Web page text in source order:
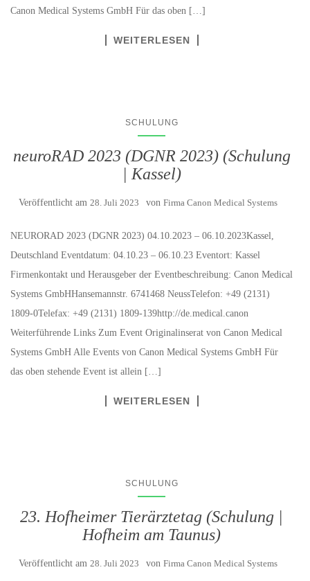
Canon Medical Systems GmbH Für das oben […]
WEITERLESEN
SCHULUNG
neuroRAD 2023 (DGNR 2023) (Schulung
| Kassel)
Veröffentlicht am 28. Juli 2023 von Firma Canon Medical Systems
NEURORAD 2023 (DGNR 2023) 04.10.2023 – 06.10.2023Kassel,
Deutschland Eventdatum: 04.10.23 – 06.10.23 Eventort: Kassel
Firmenkontakt und Herausgeber der Eventbeschreibung: Canon Medical
Systems GmbHHansemannstr. 6741468 NeussTelefon: +49 (2131)
1809-0Telefax: +49 (2131) 1809-139http://de.medical.canon
Weiterführende Links Zum Event Originalinserat von Canon Medical
Systems GmbH Alle Events von Canon Medical Systems GmbH Für
das oben stehende Event ist allein […]
WEITERLESEN
SCHULUNG
23. Hofheimer Tierärztetag (Schulung |
Hofheim am Taunus)
Veröffentlicht am 28. Juli 2023 von Firma Canon Medical Systems